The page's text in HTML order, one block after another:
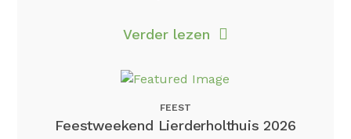
Verder lezen
FEEST
Feestweekend Lierderholthuis 2026